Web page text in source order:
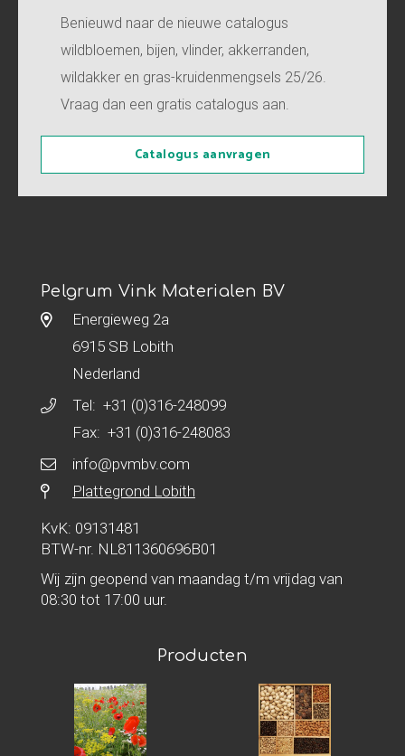
Benieuwd naar de nieuwe catalogus
wildbloemen, bijen, vlinder, akkerranden,
wildakker en gras-kruidenmengsels 25/26.
Vraag dan een gratis catalogus aan.
Catalogus aanvragen
Pelgrum Vink Materialen BV
Energieweg 2a
6915 SB Lobith
Nederland
Tel: +31 (0)316-248099
Fax: +31 (0)316-248083
info@pvmbv.com
Plattegrond Lobith
KvK: 09131481
BTW-nr. NL811360696B01
Wij zijn geopend van maandag t/m vrijdag van
08:30 tot 17:00 uur.
Producten